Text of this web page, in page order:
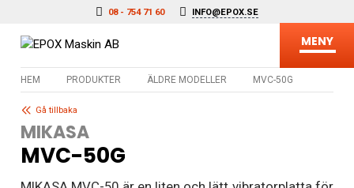
08 - 754 71 60 INFO@EPOX.SE
MENY
HEM PRODUKTER ÄLDRE MODELLER MVC-50G
Gå tillbaka
MIKASA
MVC-50G